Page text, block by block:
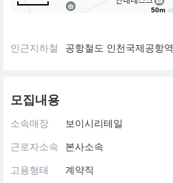
50m
인근지하철 공항철도 인천국제공항역
모집내용
소속매장 보이시리테일
근로자소속 본사소속
고용형태 계약직